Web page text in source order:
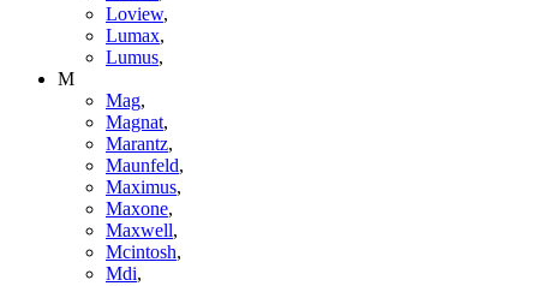
Loview,
Lumax,
Lumus,
M
Mag,
Magnat,
Marantz,
Maunfeld,
Maximus,
Maxone,
Maxwell,
Mcintosh,
Mdi,